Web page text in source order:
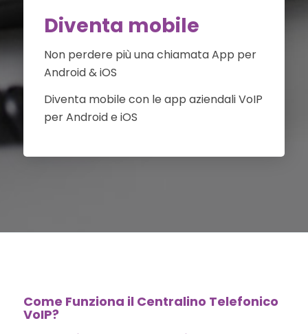
Diventa mobile
Non perdere più una chiamata App per
Android & iOS
Diventa mobile con le app aziendali VoIP
per Android e iOS
Come Funziona il Centralino Telefonico
VoIP?